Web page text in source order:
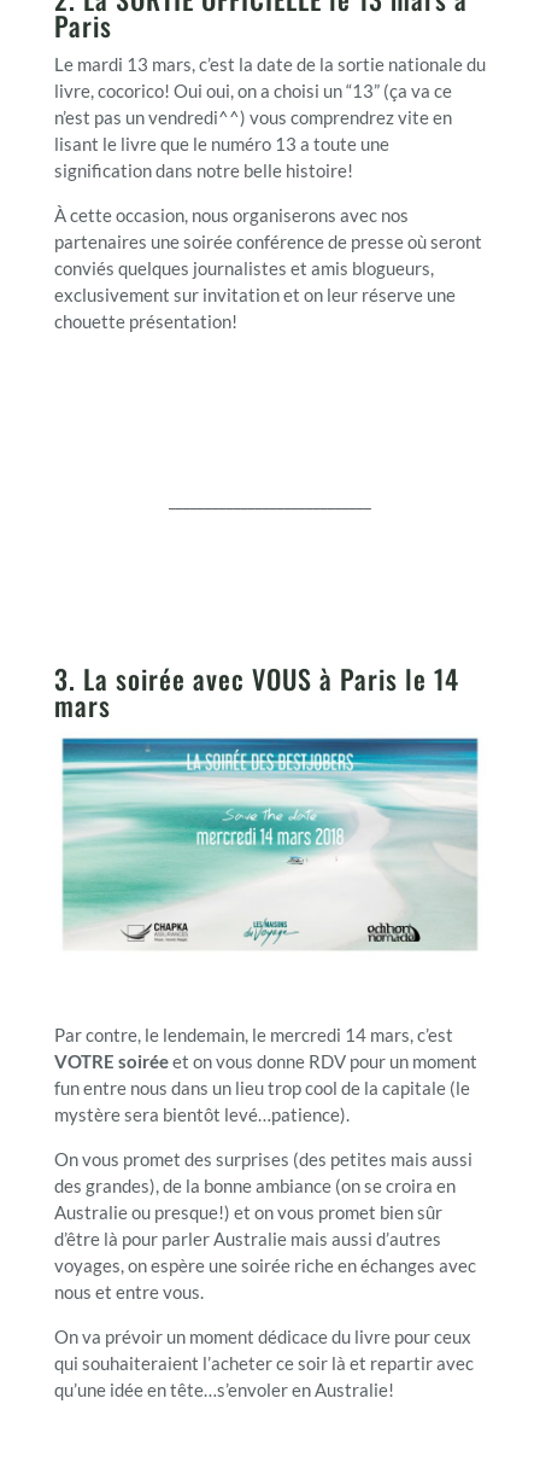
Paris
Le mardi 13 mars, c’est la date de la sortie nationale du
livre, cocorico! Oui oui, on a choisi un “13” (ça va ce
n’est pas un vendredi^^) vous comprendrez vite en
lisant le livre que le numéro 13 a toute une
signification dans notre belle histoire!
À cette occasion, nous organiserons avec nos
partenaires une soirée conférence de presse où seront
conviés quelques journalistes et amis blogueurs,
exclusivement sur invitation et on leur réserve une
chouette présentation!
3. La soirée avec VOUS à Paris le 14
mars
Par contre, le lendemain, le mercredi 14 mars, c’est
VOTRE soiréeet on vous donne RDV pour un moment
fun entre nous dans un lieu trop cool de la capitale (le
mystère sera bientôt levé…patience).
On vous promet des surprises (des petites mais aussi
des grandes), de la bonne ambiance (on se croira en
Australie ou presque!) et on vous promet bien sûr
d’être là pour parler Australie mais aussi d’autres
voyages, on espère une soirée riche en échanges avec
nous et entre vous.
On va prévoir un moment dédicace du livre pour ceux
qui souhaiteraient l’acheter ce soir là et repartir avec
qu’une idée en tête…s’envoler en Australie!